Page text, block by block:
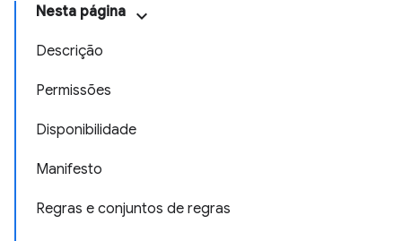
Nesta página
Descrição
Permissões
Disponibilidade
Manifesto
Regras e conjuntos de regras